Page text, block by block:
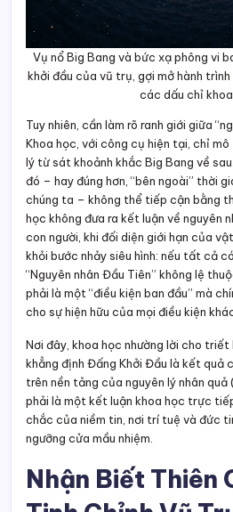
Vụ nổ Big Bang và bức xạ phông vi
khởi đầu của vũ trụ, gợi mở hành
các dấu chỉ
Tuy nhiên, cần làm rõ ranh giới giữa
Khoa học, với công cụ hiện tại, chỉ
lý từ sát khoảnh khắc Big Bang về
đó – hay đúng hơn, “bên ngoài” thời
chúng ta – không thể tiếp cận bằng
học không đưa ra kết luận về nguyên
con người, khi đối diện giới hạn của
khỏi bước nhảy siêu hình: nếu tất cả
“Nguyên nhân Đầu Tiên” không lệ
phải là một “điều kiện ban đầu” mà
cho sự hiện hữu của mọi điều kiện
Nơi đây, khoa học nhường lời cho
khẳng định Đấng Khởi Đầu là kết quả
trên nền tảng của nguyên lý nhân
phải là một kết luận khoa học trực
chắc của niềm tin, nơi trí tuệ và đức
ngưỡng cửa mầu nhiệm.
Nhận Biết Thiên